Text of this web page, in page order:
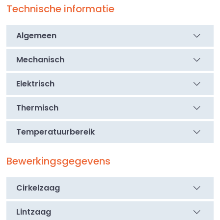
Technische informatie
Algemeen
Mechanisch
Elektrisch
Thermisch
Temperatuurbereik
Bewerkingsgegevens
Cirkelzaag
Lintzaag